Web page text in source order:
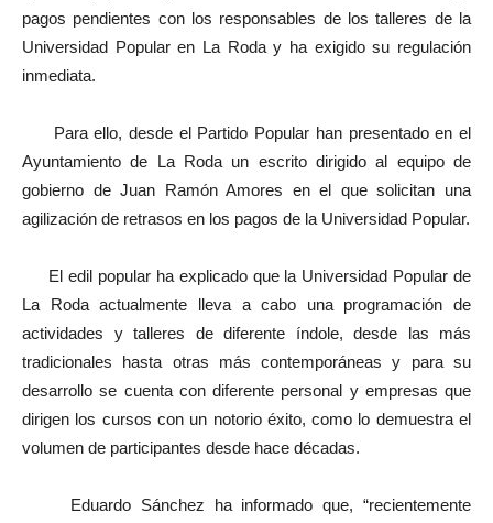
pagos pendientes con los responsables de los talleres de la
Universidad Popular en La Roda y ha exigido su regulación
inmediata.
Para ello, desde el Partido Popular han presentado en el
Ayuntamiento de La Roda un escrito dirigido al equipo de
gobierno de Juan Ramón Amores en el que solicitan una
agilización de retrasos en los pagos de la Universidad Popular.
El edil popular ha explicado que la Universidad Popular de
La Roda actualmente lleva a cabo una programación de
actividades y talleres de diferente índole, desde las más
tradicionales hasta otras más contemporáneas y para su
desarrollo se cuenta con diferente personal y empresas que
dirigen los cursos con un notorio éxito, como lo demuestra el
volumen de participantes desde hace décadas.
Eduardo Sánchez ha informado que, “recientemente